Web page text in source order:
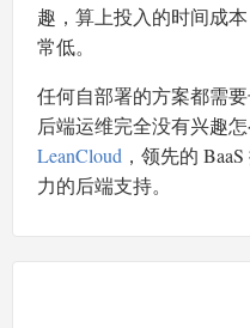
趣，算上投入的时间成
常低。
任何自部署的方案都需
后端运维完全没有兴趣
LeanCloud ，领先的
力的后端支持。